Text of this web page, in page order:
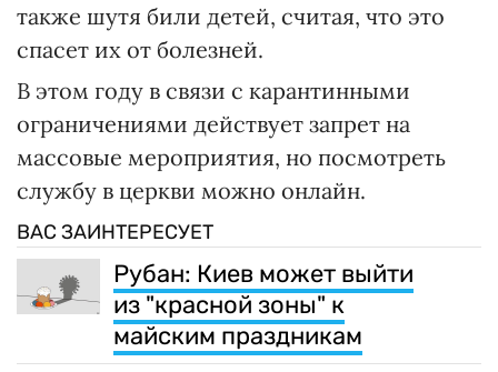
также шутя били детей, считая, что это
спасет их от болезней.
В этом году в связи с карантинными
ограничениями действует запрет на
массовые мероприятия, но посмотреть
службу в церкви можно онлайн.
ВАС ЗАИНТЕРЕСУЕТ
Рубан: Киев может выйти
из "красной зоны" к
майским праздникам